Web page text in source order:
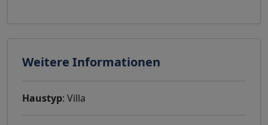
Weitere Informationen
Haustyp: Villa